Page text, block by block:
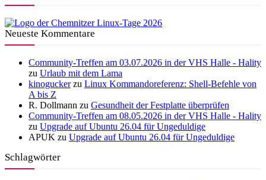
Neueste Kommentare
Community-Treffen am 03.07.2026 in der VHS Halle - Hality
zu Urlaub mit dem Lama
kinoguckerzu Linux Kommandoreferenz: Shell-Befehle von
A bis Z
R. Dollmann zu Gesundheit der Festplatte überprüfen
Community-Treffen am 08.05.2026 in der VHS Halle - Hality
zu Upgrade auf Ubuntu 26.04 für Ungeduldige
APUK zu Upgrade auf Ubuntu 26.04 für Ungeduldige
Schlagwörter